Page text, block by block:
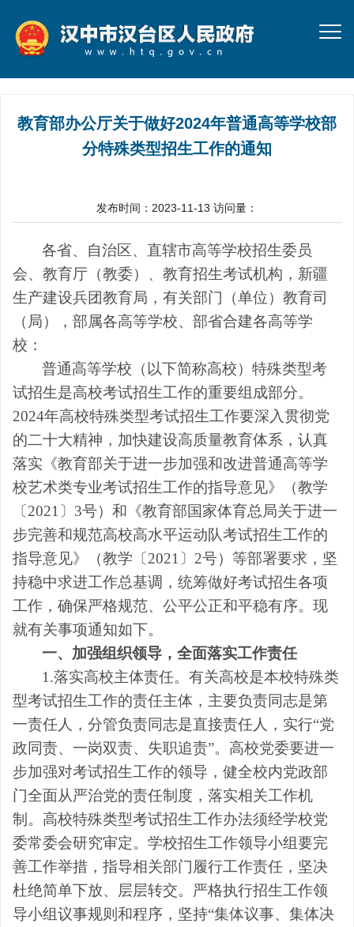
教育部办公厅关于做好2024年普通高等学校部
分特殊类型招生工作的通知
发布时间：2023-11-13 访问量：
各省、自治区、直辖市高等学校招生委员
会、教育厅（教委）、教育招生考试机构，新疆
生产建设兵团教育局，有关部门（单位）教育司
（局），部属各高等学校、部省合建各高等学
校：
普通高等学校（以下简称高校）特殊类型考
试招生是高校考试招生工作的重要组成部分。
2024年高校特殊类型考试招生工作要深入贯彻党
的二十大精神，加快建设高质量教育体系，认真
落实《教育部关于进一步加强和改进普通高等学
校艺术类专业考试招生工作的指导意见》（教学
〔2021〕3号）和《教育部国家体育总局关于进一
步完善和规范高校高水平运动队考试招生工作的
指导意见》（教学〔2021〕2号）等部署要求，坚
持稳中求进工作总基调，统筹做好考试招生各项
工作，确保严格规范、公平公正和平稳有序。现
就有关事项通知如下。
一、加强组织领导，全面落实工作责任
1.落实高校主体责任。有关高校是本校特殊类
型考试招生工作的责任主体，主要负责同志是第
一责任人，分管负责同志是直接责任人，实行“党
政同责、一岗双责、失职追责”。高校党委要进一
步加强对考试招生工作的领导，健全校内党政部
门全面从严治党的责任制度，落实相关工作机
制。高校特殊类型考试招生工作办法须经学校党
委常委会研究审定。学校招生工作领导小组要完
善工作举措，指导相关部门履行工作责任，坚决
杜绝简单下放、层层转交。严格执行招生工作领
导小组议事规则和程序，坚持“集体议事、集体决